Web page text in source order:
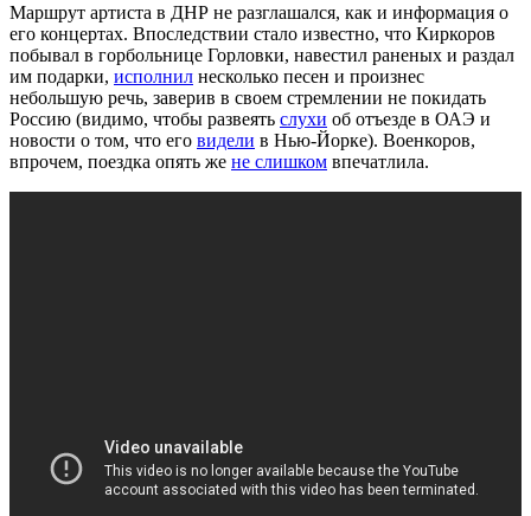
Маршрут артиста в ДНР не разглашался, как и информация о
его концертах. Впоследствии стало известно, что Киркоров
побывал в горбольнице Горловки, навестил раненых и раздал
им подарки, исполнил несколько песен и произнес
небольшую речь, заверив в своем стремлении не покидать
Россию (видимо, чтобы развеять слухи об отъезде в ОАЭ и
новости о том, что его видели в Нью-Йорке). Военкоров,
впрочем, поездка опять же не слишком впечатлила.